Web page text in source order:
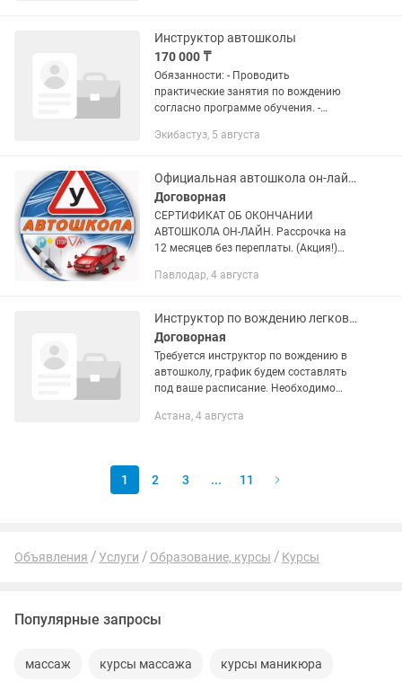
Инструктор автошколы
170 000 ₸
Обязанности: - Проводить
практические занятия по вождению
согласно программе обучения. -
дорожного движения и безопасное
действия...
Экибастуз, 5 августа
Официальная автошкола он-лайн в КЗ. Получение сертификата. ПДД тесты.
Договорная
СЕРТИФИКАТ ОБ ОКОНЧАНИИ
АВТОШКОЛА ОН-ЛАЙН. Рассрочка на
12 месяцев без переплаты. (Акция!)
действия Сертификата об обучении — 2
вопросы...
Павлодар, 4 августа
Инструктор по вождению легкового автомобиля
Договорная
Требуется инструктор по вождению в
автошколу, график будем составлять
под ваше расписание. Необходимо
управления ТС, машина своя
Астана, 4 августа
1 2 3 ... 11
Объявления Услуги Образование, курсы Курсы
Популярные запросы
массаж курсы массажа курсы маникюра